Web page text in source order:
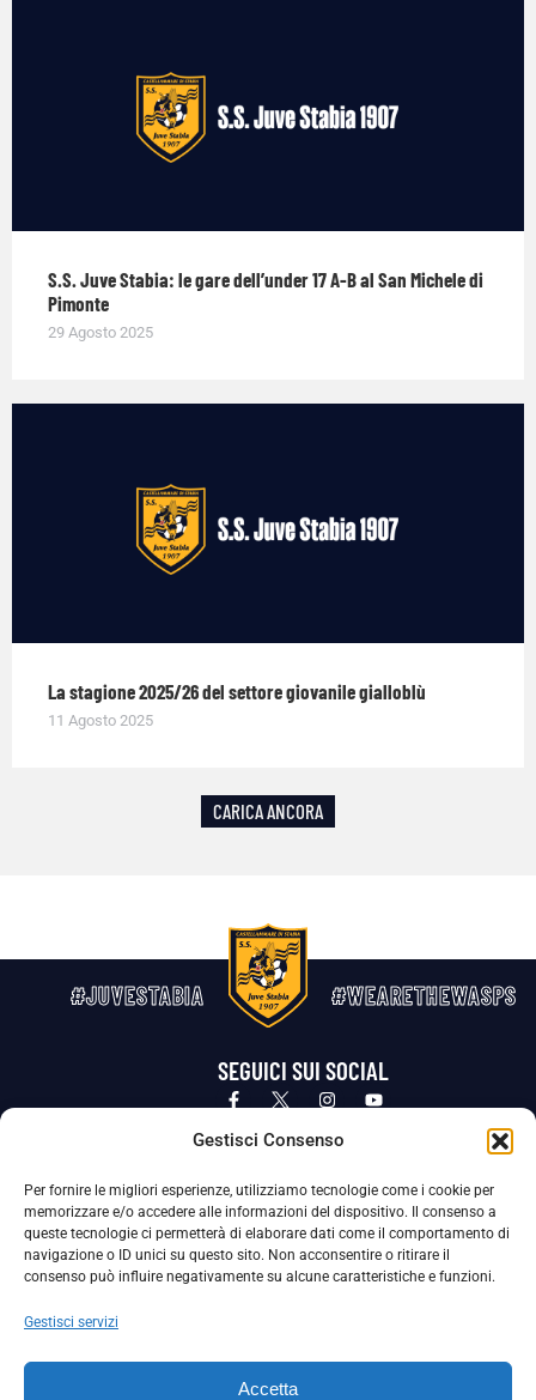
Gestisci Consenso
Per fornire le migliori esperienze, utilizziamo tecnologie come i cookie per
memorizzare e/o accedere alle informazioni del dispositivo. Il consenso a
queste tecnologie ci permetterà di elaborare dati come il comportamento di
navigazione o ID unici su questo sito. Non acconsentire o ritirare il
consenso può influire negativamente su alcune caratteristiche e funzioni.
Gestisci servizi
Accetta
S.S. Juve Stabia: le gare dell’under 17 A-B al San Michele di
Pimonte
29 Agosto 2025
La stagione 2025/26 del settore giovanile gialloblù
11 Agosto 2025
CARICA ANCORA
#JUVESTABIA #WEARETHEWASPS
SEGUICI SUI SOCIAL
Privacy Policy Cookie Policy
La Società ha nominato il Responsabile della Protezione dei Dati Personali (DPO), figura specializzata che vigila sulle modalità
adottate dalla nostra Società per tutelare i Suoi dati personali.
Per contattare il DPO può scrivere a